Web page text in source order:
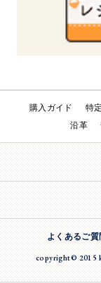
購入ガイド 特
沿革
よくあるご質
copyright© 2015